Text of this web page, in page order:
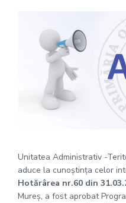
Unitatea Administrativ -
aduce la cunoștința celor
Hotărârea nr.60 din
Mureș, a fost aprobat